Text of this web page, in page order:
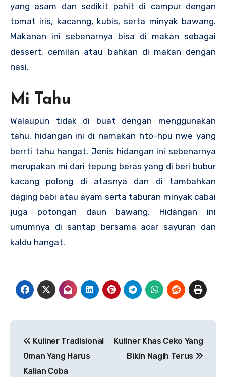
yang asam dan sedikit pahit di campur dengan
tomat iris, kacanng, kubis, serta minyak bawang.
Makanan ini sebenarnya bisa di makan sebagai
dessert, cemilan atau bahkan di makan dengan
nasi.
Mi Tahu
Walaupun tidak di buat dengan menggunakan
tahu, hidangan ini di namakan hto-hpu nwe yang
berrti tahu hangat. Jenis hidangan ini sebenarnya
merupakan mi dari tepung beras yang di beri bubur
kacang polong di atasnya dan di tambahkan
daging babi atau ayam serta taburan minyak cabai
juga potongan daun bawang. Hidangan ini
umumnya di santap bersama acar sayuran dan
kaldu hangat.
pos
Kuliner Tradisional
Oman Yang Harus
Kalian Coba
Kuliner Khas Ceko Yang
Bikin Nagih Terus